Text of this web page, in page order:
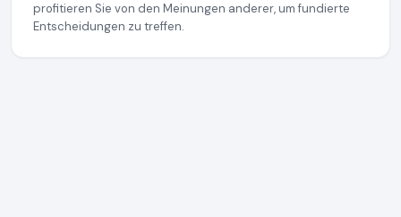
profitieren Sie von den Meinungen anderer, um fundierte
Entscheidungen zu treffen.